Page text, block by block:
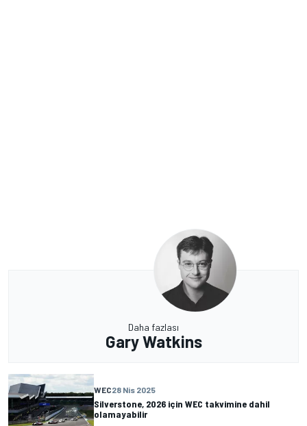
Daha fazlası
Gary Watkins
WEC28 Nis 2025
Silverstone, 2026 için WEC takvimine dahil
olamayabilir